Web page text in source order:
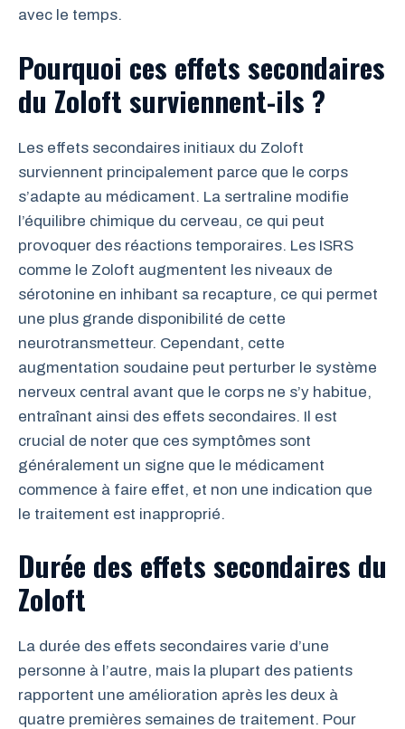
avec le temps.
Pourquoi ces effets secondaires
du Zoloft surviennent-ils ?
Les effets secondaires initiaux du Zoloft
surviennent principalement parce que le corps
s’adapte au médicament. La sertraline modifie
l’équilibre chimique du cerveau, ce qui peut
provoquer des réactions temporaires. Les ISRS
comme le Zoloft augmentent les niveaux de
sérotonine en inhibant sa recapture, ce qui permet
une plus grande disponibilité de cette
neurotransmetteur. Cependant, cette
augmentation soudaine peut perturber le système
nerveux central avant que le corps ne s’y habitue,
entraînant ainsi des effets secondaires. Il est
crucial de noter que ces symptômes sont
généralement un signe que le médicament
commence à faire effet, et non une indication que
le traitement est inapproprié.
Durée des effets secondaires du
Zoloft
La durée des effets secondaires varie d’une
personne à l’autre, mais la plupart des patients
rapportent une amélioration après les deux à
quatre premières semaines de traitement. Pour